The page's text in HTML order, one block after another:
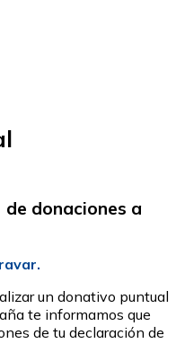
donaciones a
un donativo puntual
te informamos que
de tu declaración de